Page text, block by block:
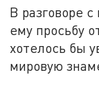
В разговоре
ему просьбу
хотелось бы
мировую